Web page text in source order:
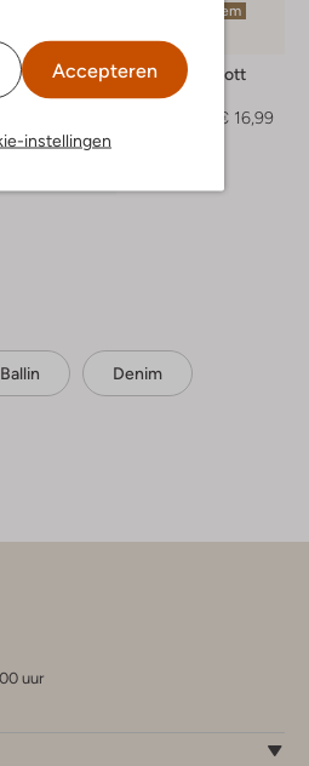
Accepteren
instellingen
Laatste item
-50%
Lyle & Scott
T-shirt
€ 16,99
Ballin Denim
uur